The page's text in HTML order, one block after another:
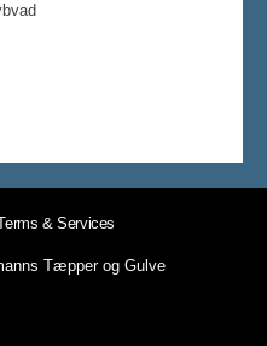
Tæpper og Gulve
& Services